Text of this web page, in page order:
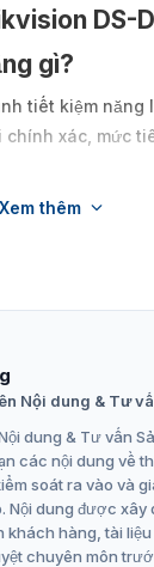
DS-
gì?
tiết kiệm năng
chính xác, mức
có thể xử lý
vời.
phẳng mối nối
và các tiêu
ổn định và
bảo hình ảnh
Xem thêm
Nội dung & Tư
dung & Tư vấn
các nội dung về
soát ra vào và
Nội dung được xây
khách hàng, tài
chuyên môn